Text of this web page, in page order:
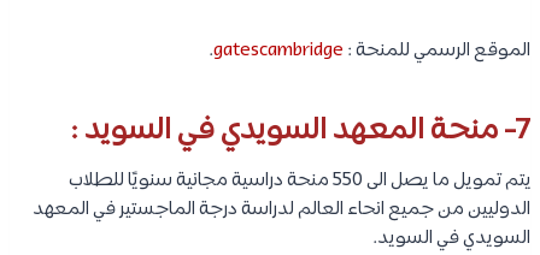
الموقع الرسمي للمنحة : gatescambridge
.
7- منحة المعهد السويدي في السويد :
يتم تمويل ما يصل الى 550 منحة دراسية مجانية سنويًا للطلاب
الدوليين من جميع انحاء العالم لدراسة درجة الماجستير في المعهد
السويدي في السويد.